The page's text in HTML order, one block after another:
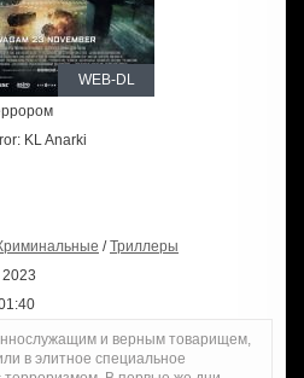
WEB-DL
KL Anarki
/Триллеры
и верным товарищем,
в элитное специальное